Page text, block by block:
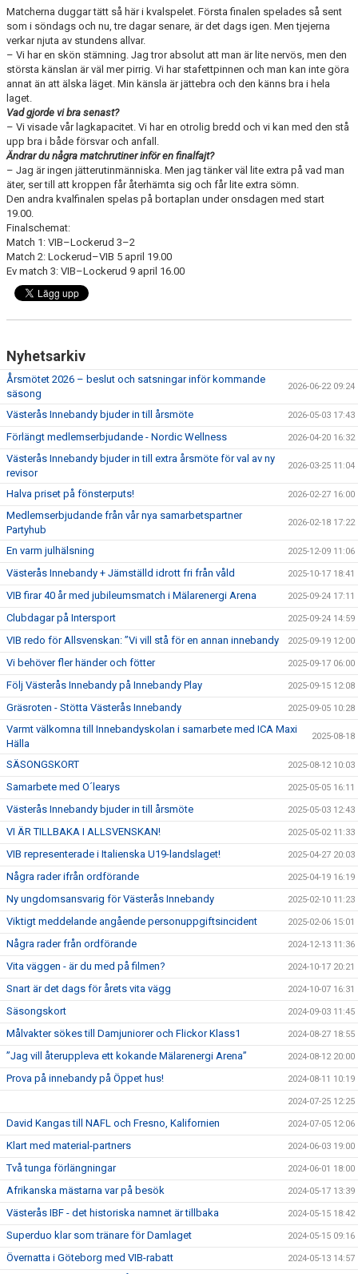
Matcherna duggar tätt så här i kvalspelet. Första finalen spelades så sent
som i söndags och nu, tre dagar senare, är det dags igen. Men tjejerna
verkar njuta av stundens allvar.
– Vi har en skön stämning. Jag tror absolut att man är lite nervös, men den
största känslan är väl mer pirrig. Vi har stafettpinnen och man kan inte göra
annat än att älska läget. Min känsla är jättebra och den känns bra i hela
laget.
Vad gjorde vi bra senast?
– Vi visade vår lagkapacitet. Vi har en otrolig bredd och vi kan med den stå
upp bra i både försvar och anfall.
Ändrar du några matchrutiner inför en finalfajt?
– Jag är ingen jätterutinmänniska. Men jag tänker väl lite extra på vad man
äter, ser till att kroppen får återhämta sig och får lite extra sömn.
Den andra kvalfinalen spelas på bortaplan under onsdagen med start
19.00.
Finalschemat:
Match 1: VIB–Lockerud 3–2
Match 2: Lockerud–VIB 5 april 19.00
Ev match 3: VIB–Lockerud 9 april 16.00
Nyhetsarkiv
Årsmötet 2026 – beslut och satsningar inför kommande
säsong
2026-06-22 09:24
Västerås Innebandy bjuder in till årsmöte 2026-05-03 17:43
Förlängt medlemserbjudande - Nordic Wellness 2026-04-20 16:32
Västerås Innebandy bjuder in till extra årsmöte för val av ny
revisor
2026-03-25 11:04
Halva priset på fönsterputs! 2026-02-27 16:00
Medlemserbjudande från vår nya samarbetspartner
Partyhub
2026-02-18 17:22
En varm julhälsning 2025-12-09 11:06
Västerås Innebandy + Jämställd idrott fri från våld 2025-10-17 18:41
VIB firar 40 år med jubileumsmatch i Mälarenergi Arena 2025-09-24 17:11
Clubdagar på Intersport 2025-09-24 14:59
VIB redo för Allsvenskan: ”Vi vill stå för en annan innebandy 2025-09-19 12:00
Vi behöver fler händer och fötter 2025-09-17 06:00
Följ Västerås Innebandy på Innebandy Play 2025-09-15 12:08
Gräsroten - Stötta Västerås Innebandy 2025-09-05 10:28
Varmt välkomna till Innebandyskolan i samarbete med ICA Maxi
Hälla
2025-08-18
SÄSONGSKORT 2025-08-12 10:03
Samarbete med O´learys 2025-05-05 16:11
Västerås Innebandy bjuder in till årsmöte 2025-05-03 12:43
VI ÄR TILLBAKA I ALLSVENSKAN! 2025-05-02 11:33
VIB representerade i Italienska U19-landslaget! 2025-04-27 20:03
Några rader ifrån ordförande 2025-04-19 16:19
Ny ungdomsansvarig för Västerås Innebandy 2025-02-10 11:23
Viktigt meddelande angående personuppgiftsincident 2025-02-06 15:01
Några rader från ordförande 2024-12-13 11:36
Vita väggen - är du med på filmen? 2024-10-17 20:21
Snart är det dags för årets vita vägg 2024-10-07 16:31
Säsongskort 2024-09-03 11:45
Målvakter sökes till Damjuniorer och Flickor Klass1 2024-08-27 18:55
”Jag vill återuppleva ett kokande Mälarenergi Arena” 2024-08-12 20:00
Prova på innebandy på Öppet hus! 2024-08-11 10:19
2024-07-25 12:25
David Kangas till NAFL och Fresno, Kalifornien 2024-07-05 12:06
Klart med material-partners 2024-06-03 19:00
Två tunga förlängningar 2024-06-01 18:00
Afrikanska mästarna var på besök 2024-05-17 13:39
Västerås IBF - det historiska namnet är tillbaka 2024-05-15 18:42
Superduo klar som tränare för Damlaget 2024-05-15 09:16
Övernatta i Göteborg med VIB-rabatt 2024-05-13 14:57